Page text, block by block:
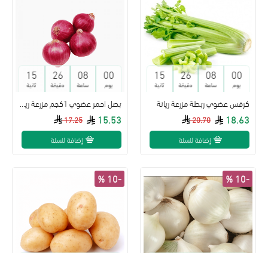
00
يوم
08
ساعة
26
دقيقة
14
ثانية
كرفس عضوي ربطة مزرعة ريانة
20.70 18.63
إضافة للسلة
00
يوم
08
ساعة
26
دقيقة
14
ثانية
17.25 15.53
إضافة للسلة
-10 %
-10 %